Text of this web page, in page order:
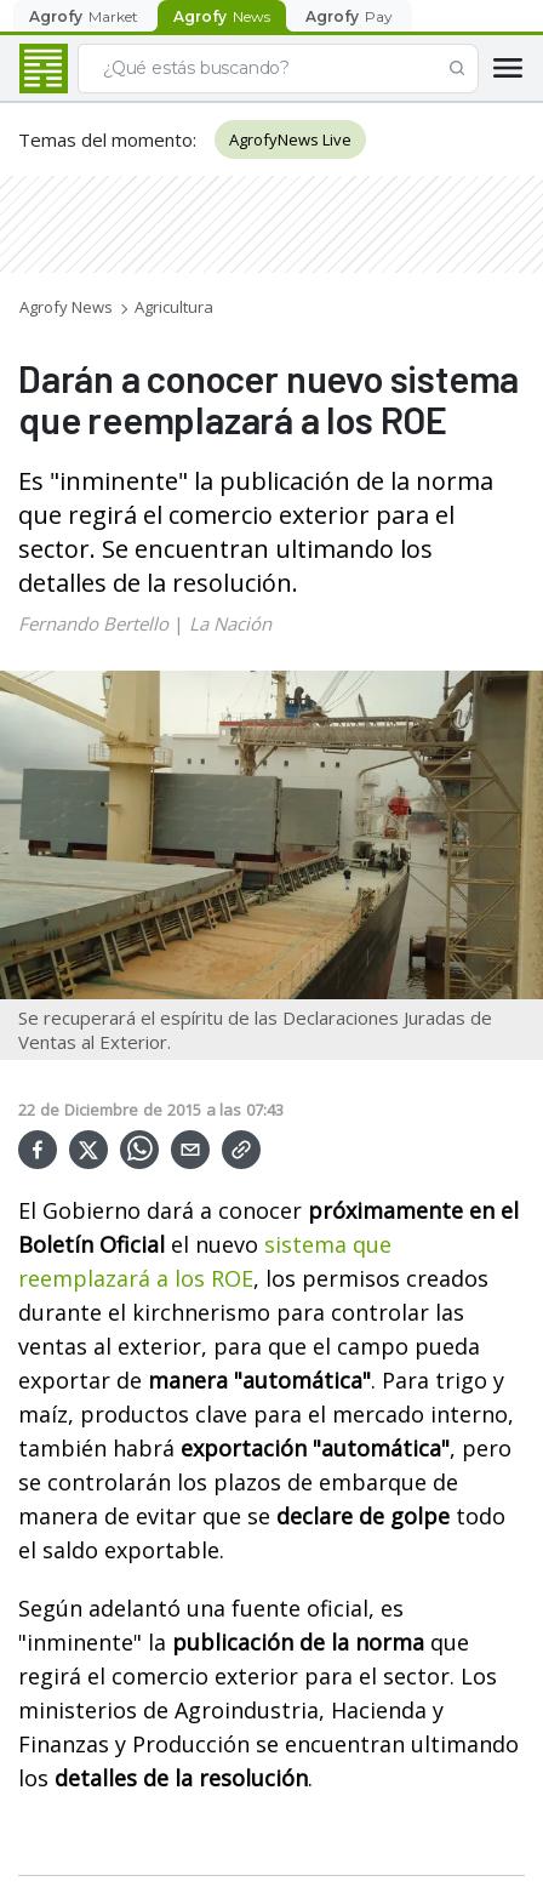
Agrofy Market Agrofy News Agrofy Pay
Temas del momento: AgrofyNews Live
Agrofy News Agricultura
Darán a conocer nuevo sistema
que reemplazará a los ROE
Es "inminente" la publicación de la norma
que regirá el comercio exterior para el
sector. Se encuentran ultimando los
detalles de la resolución.
Fernando Bertello| La Nación
Se recuperará el espíritu de las Declaraciones Juradas de
Ventas al Exterior.
22 de Diciembre de 2015 a las 07:43
El Gobierno dará a conocer próximamente en el
Boletín Oficial el nuevo sistema que
reemplazará a los ROE, los permisos creados
durante el kirchnerismo para controlar las
ventas al exterior, para que el campo pueda
exportar de manera "automática". Para trigo y
maíz, productos clave para el mercado interno,
también habrá exportación "automática", pero
se controlarán los plazos de embarque de
manera de evitar que se declare de golpe todo
el saldo exportable.
Según adelantó una fuente oficial, es
"inminente" la publicación de la norma que
regirá el comercio exterior para el sector. Los
ministerios de Agroindustria, Hacienda y
Finanzas y Producción se encuentran ultimando
los detalles de la resolución.